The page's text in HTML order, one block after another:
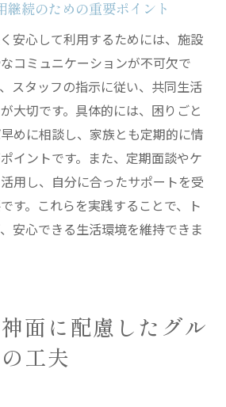
継続のための重要ポイント
安心して利用するためには、施設
コミュニケーションが不可欠で
スタッフの指示に従い、共同生活
大切です。具体的には、困りごと
めに相談し、家族とも定期的に情
イントです。また、定期面談やケ
用し、自分に合ったサポートを受
す。これらを実践することで、ト
安心できる生活環境を維持できま
面に配慮したグル
工夫